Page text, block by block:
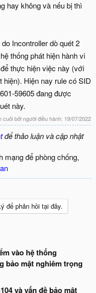
hay không và nếu bị thì
Incontroller dò quét 2
thống phát hiện hành vi
thực hiện việc này (với
Hiện nay rule có SID
59605 đang được
này.
cuối bởi người điều hành: 19/07/2022
để thảo luận và cập nhật
mạng để phòng chống,
để phản hồi tại đây.
vào hệ thống
bảo mật nghiêm trọng
và vấn đề bảo mật